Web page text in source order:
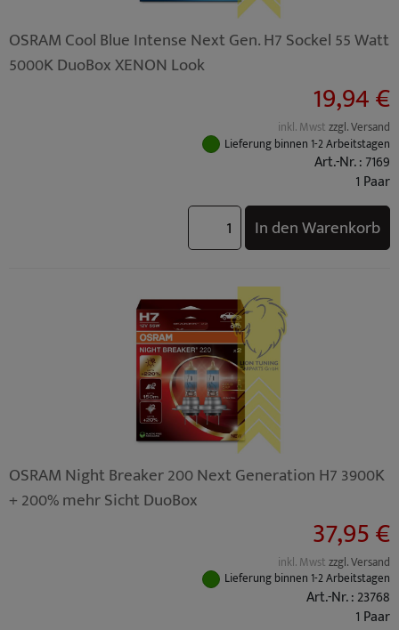
OSRAM Cool Blue Intense Next Gen. H7 Sockel 55 Watt
5000K DuoBox XENON Look
19,94 €
inkl. Mwstzzgl. Versand
Lieferung binnen 1-2 Arbeitstagen
Art.-Nr. : 7169
1 Paar
In den Warenkorb
OSRAM Night Breaker 200 Next Generation H7 3900K
+ 200% mehr Sicht DuoBox
37,95 €
inkl. Mwstzzgl. Versand
Lieferung binnen 1-2 Arbeitstagen
Art.-Nr. : 23768
1 Paar